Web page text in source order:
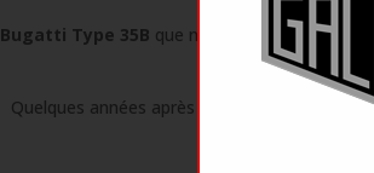
Bugatti Type 35B que nous présentons à la
Quelques années après son arrivée en